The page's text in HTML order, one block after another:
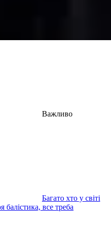
Важливо
Багато хто у світі
балістика, все треба